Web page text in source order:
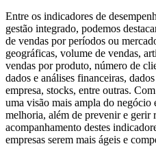
Entre os indicadores de
gestão integrado, podemos
de vendas por períodos ou
geográficas, volume de vendas,
vendas por produto, número de
dados e análises financeiras,
empresa, stocks, entre outras.
uma visão mais ampla do
melhoria, além de prevenir e gerir
acompanhamento destes
empresas serem mais ágeis e